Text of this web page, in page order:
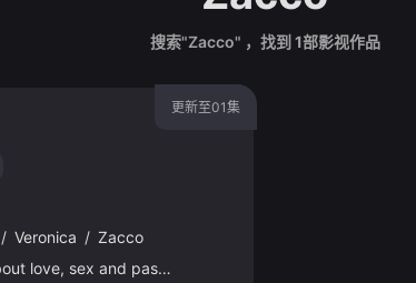
搜索"Zacco" ，找到 1部影视作品
更新至01集
/ Veronica / Zacco
Billed as a story about love, sex and passion – a reflection of the meaning of life and the relentl